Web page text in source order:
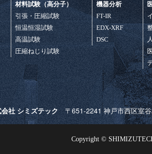
材料試験（高分子）
引張・圧縮試験
恒温恒湿試験
高温試験
圧縮ねじり試験
機器分析
FT-IR
EDX-XRF
DSC
社 シミズテック〒651-2241 神戸市西区室
Copyright ©